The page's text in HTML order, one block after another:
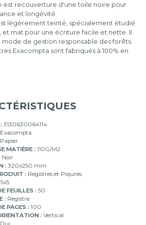
est recouverture d'une toile noire pour
et longévité.
légèrement teinté, spécialement étudié
et mat pour une écriture facile et nette. Il
mode de gestion responsable des forêts.
Exacompta sont fabriqués à 100% en
3130630064114
Exacompta
Papier
MATIÈRE : 110G/M2
Noir
: 320x250 mm
: Registres et Piqures
5x5
FEUILLES : 50
: Registre
PAGES : 100
: Vertical